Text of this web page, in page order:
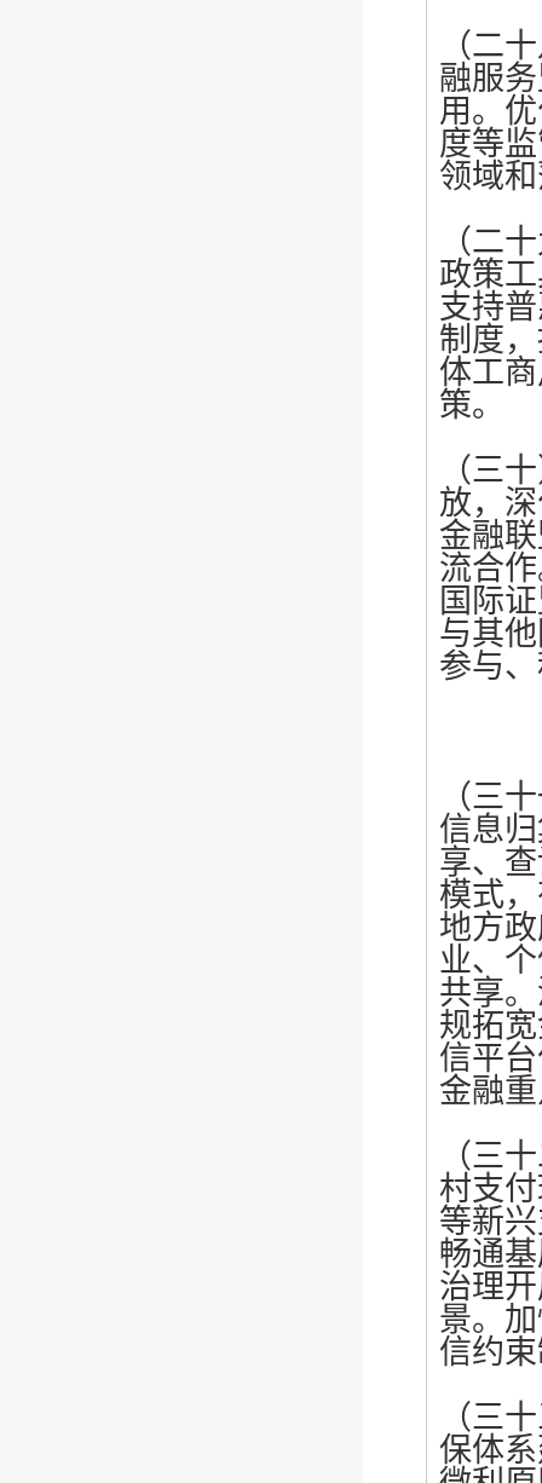
（二
融服
用。
度等
领域
（二
政策
支持
制度
体工
策。
（三
放，
金融
流合
国际
与其
参与
（三
信息
享、
模式
地方
业、
共享
规拓
信平
金融
（三
村支
等新
畅通
治理
景。
信约
（三
保体